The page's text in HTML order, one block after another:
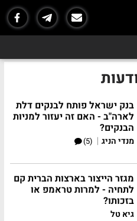
בנק ישראל פותח לבנקים דלת
לארה"ב - האם זה יעזור למניות
הבנקים?
מנדי הניג |
(5)
מגזר הייצור בארצות הברית קם
לתחיה - למרות טראמפ או
בזכותו?
גיא טל